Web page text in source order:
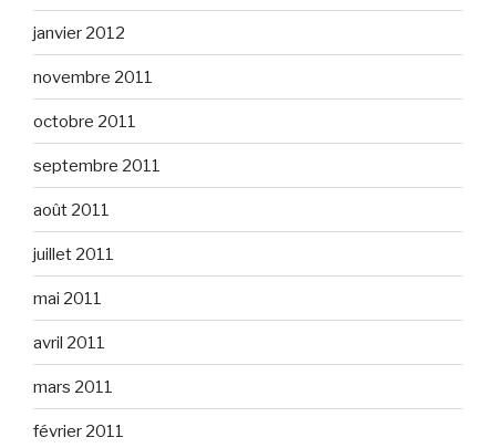
janvier 2012
novembre 2011
octobre 2011
septembre 2011
août 2011
juillet 2011
mai 2011
avril 2011
mars 2011
février 2011